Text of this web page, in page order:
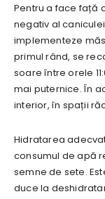
Pentru a face față
negativ al
implementeze
primul rând, se
soare între orele
mai puternice. În
interior, în spații
Hidratarea
consumul de apă
semne de sete.
duce la